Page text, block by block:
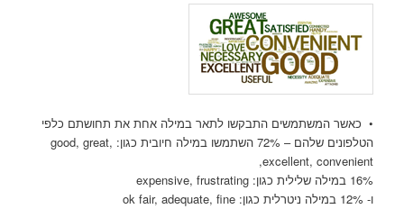
• כאשר המשתמשים התבקשו לתאר במילה אחת את תחושתם כלפי
הטלפונים שלהם – 72% השתמשו במילה חיובית כגון: good, great,
excellent, convenient,
16% במילה שלילית כגון: expensive, frustrating
ו- 12% במילה ניטרלית כגון: ok fair, adequate, fine